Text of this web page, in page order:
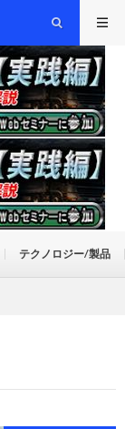
テクノロジー/製品